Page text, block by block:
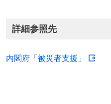
詳細参照先
内閣府「被災者支援」